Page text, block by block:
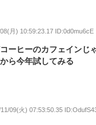
月) 10:59:23.17 ID:0d0mu6cE
ーヒーのカフェインじ
ら今年試してみる
09(火) 07:53:50.35